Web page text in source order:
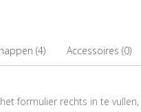
(4) Accessoires (0)
formulier rechts in te